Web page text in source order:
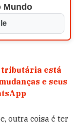
Mundo
tributária está
e seus
outra coisa é ter